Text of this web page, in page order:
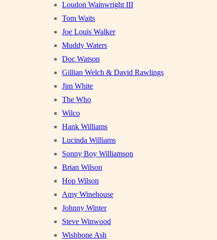
Loudon Wainwright III
Tom Waits
Joe Louis Walker
Muddy Waters
Doc Watson
Gillian Welch & David Rawlings
Jim White
The Who
Wilco
Hank Williams
Lucinda Williams
Sonny Boy Williamson
Brian Wilson
Hop Wilson
Amy Winehouse
Johnny Winter
Steve Winwood
Wishbone Ash